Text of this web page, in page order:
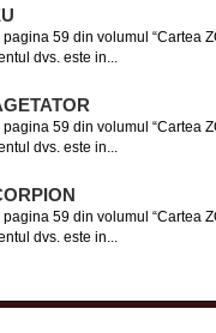
59 din volumul “Cartea
dvs. este in...
59 din volumul “Cartea
dvs. este in...
59 din volumul “Cartea
dvs. este in...